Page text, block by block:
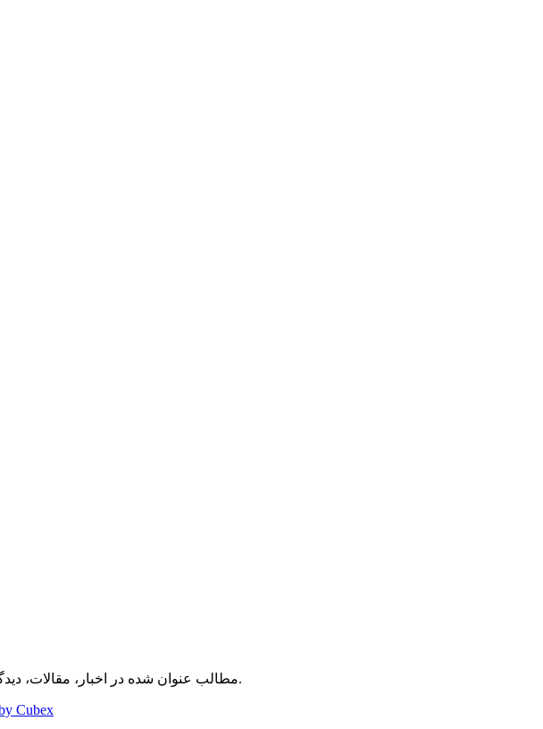
مطالب عنوان شده در اخبار، مقالات، دیدگاهها و غیره نظر نویسندگان آنهاست. سایت ملیون هیچگونه مسؤلیتی را در قبال نظرات و مطالب مزبور نمی پذیرد.
Cubex